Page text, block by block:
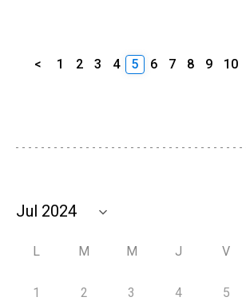
< 1 2 3 4 5 6 7 8 9 10
L M M J V
1 2 3 4 5